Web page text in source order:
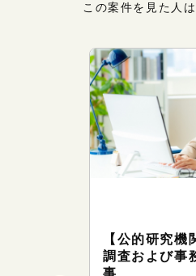
この案件を見た人
【公的研究機
調査および事
事